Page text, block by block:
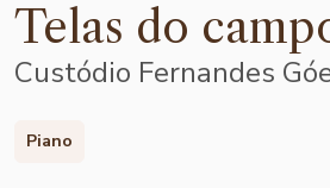
Telas do
Custódio Fernandes
Piano